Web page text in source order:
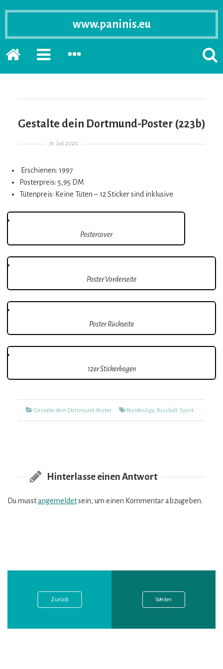
www.paninis.eu
Startseite
PRIMÄRE
ERWEITERN
SEKUNDÄRE
ERWEITERN
Gestalte dein Dortmund-Poster (223b)
Gepostet am
31. Juli 2020
Erschienen: 1997
Posterpreis: 5,95 DM
Tütenpreis: Keine Tüten – 12 Sticker sind inklusive
Postercover
Poster Vorderseite
Poster Rückseite
12er Stickerbogen
Kategorien
Gestalte dein Dortmund-Poster TagsBundesliga, Fussball , Sport
Hinterlasse einen Antwort
Du musstangemeldetsein, um einen Kommentar abzugeben.
Zurück Weiter